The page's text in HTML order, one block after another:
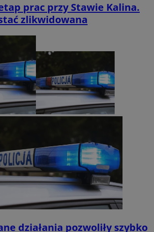
prac przy Stawie Kalina.
zlikwidowana
działania pozwoliły szybko